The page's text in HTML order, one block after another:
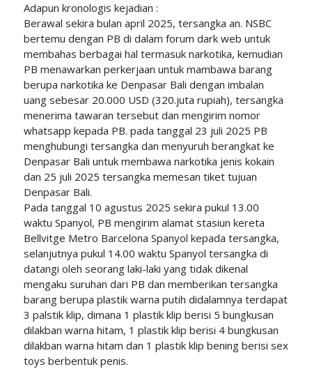
Adapun kronologis kejadian :
Berawal sekira bulan april 2025, tersangka an. NSBC
bertemu dengan PB di dalam forum dark web untuk
membahas berbagai hal termasuk narkotika, kemudian
PB menawarkan perkerjaan untuk mambawa barang
berupa narkotika ke Denpasar Bali dengan imbalan
uang sebesar 20.000 USD (320.juta rupiah), tersangka
menerima tawaran tersebut dan mengirim nomor
whatsapp kepada PB. pada tanggal 23 juli 2025 PB
menghubungi tersangka dan menyuruh berangkat ke
Denpasar Bali untuk membawa narkotika jenis kokain
dan 25 juli 2025 tersangka memesan tiket tujuan
Denpasar Bali.
Pada tanggal 10 agustus 2025 sekira pukul 13.00
waktu Spanyol, PB mengirim alamat stasiun kereta
Bellvitge Metro Barcelona Spanyol kepada tersangka,
selanjutnya pukul 14.00 waktu Spanyol tersangka di
datangi oleh seorang laki-laki yang tidak dikenal
mengaku suruhan dari PB dan memberikan tersangka
barang berupa plastik warna putih didalamnya terdapat
3 palstik klip, dimana 1 plastik klip berisi 5 bungkusan
dilakban warna hitam, 1 plastik klip berisi 4 bungkusan
dilakban warna hitam dan 1 plastik klip bening berisi sex
toys berbentuk penis.